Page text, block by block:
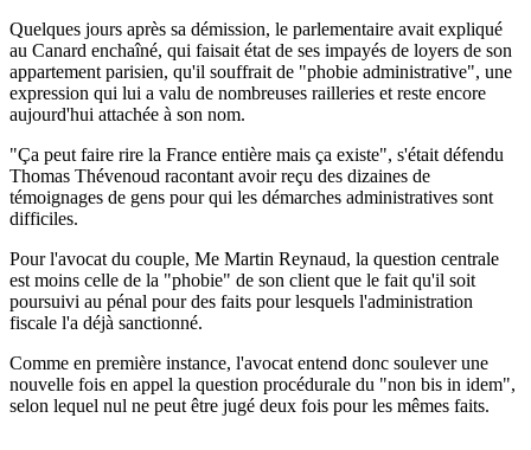
Quelques jours après sa démission, le parlementaire avait expliqué
au Canard enchaîné, qui faisait état de ses impayés de loyers de son
appartement parisien, qu'il souffrait de "phobie administrative", une
expression qui lui a valu de nombreuses railleries et reste encore
aujourd'hui attachée à son nom.
"Ça peut faire rire la France entière mais ça existe", s'était défendu
Thomas Thévenoud racontant avoir reçu des dizaines de
témoignages de gens pour qui les démarches administratives sont
difficiles.
Pour l'avocat du couple, Me Martin Reynaud, la question centrale
est moins celle de la "phobie" de son client que le fait qu'il soit
poursuivi au pénal pour des faits pour lesquels l'administration
fiscale l'a déjà sanctionné.
Comme en première instance, l'avocat entend donc soulever une
nouvelle fois en appel la question procédurale du "non bis in idem",
selon lequel nul ne peut être jugé deux fois pour les mêmes faits.